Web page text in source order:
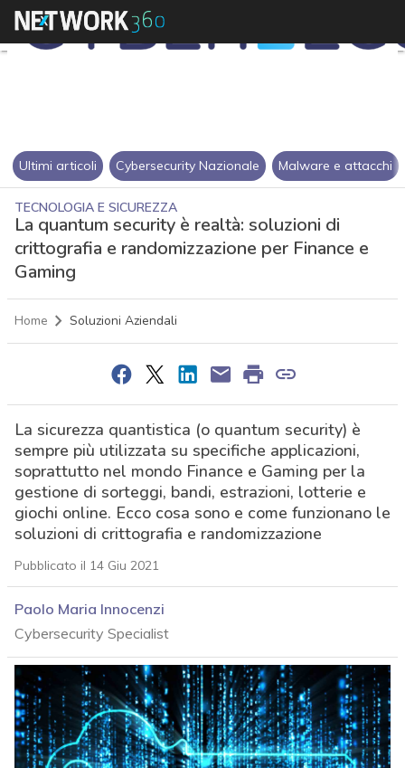
Ultimi articoli Cybersecurity Nazionale Malware e attacchi
TECNOLOGIA E SICUREZZA
La quantum security è realtà: soluzioni di
crittografia e randomizzazione per Finance e
Gaming
Home Soluzioni Aziendali
La sicurezza quantistica (o quantum security) è
sempre più utilizzata su specifiche applicazioni,
soprattutto nel mondo Finance e Gaming per la
gestione di sorteggi, bandi, estrazioni, lotterie e
giochi online. Ecco cosa sono e come funzionano le
soluzioni di crittografia e randomizzazione
Pubblicato il 14 Giu 2021
Paolo Maria Innocenzi
Cybersecurity Specialist